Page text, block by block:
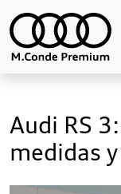
Audi RS
medidas